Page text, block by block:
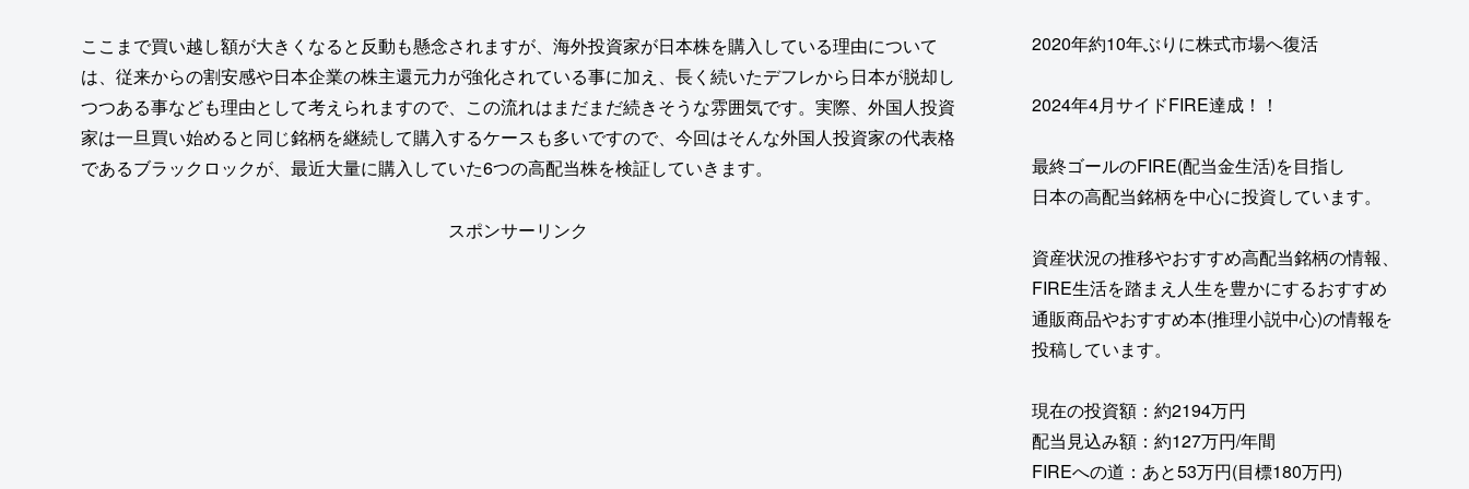
ここまで買い越し額が大きくなると反動も懸念されますが、海外投資家が日本株を購入している理由について
は、従来からの割安感や日本企業の株主還元力が強化されている事に加え、長く続いたデフレから日本が脱却し
つつある事なども理由として考えられますので、この流れはまだまだ続きそうな雰囲気です。実際、外国人投資
家は一旦買い始めると同じ銘柄を継続して購入するケースも多いですので、今回はそんな外国人投資家の代表格
であるブラックロックが、最近大量に購入していた6つの高配当株を検証していきます。
スポンサーリンク
2020年約10年ぶりに株式市場へ復活
2024年4月サイドFIRE達成！！
最終ゴールのFIRE(配当金生活)を目指し
日本の高配当銘柄を中心に投資しています。
資産状況の推移やおすすめ高配当銘柄の情報、
FIRE生活を踏まえ人生を豊かにするおすすめ
通販商品やおすすめ本(推理小説中心)の情報を
投稿しています。
現在の投資額：約2194万円
配当見込み額：約127万円/年間
FIREへの道：あと53万円(目標180万円)